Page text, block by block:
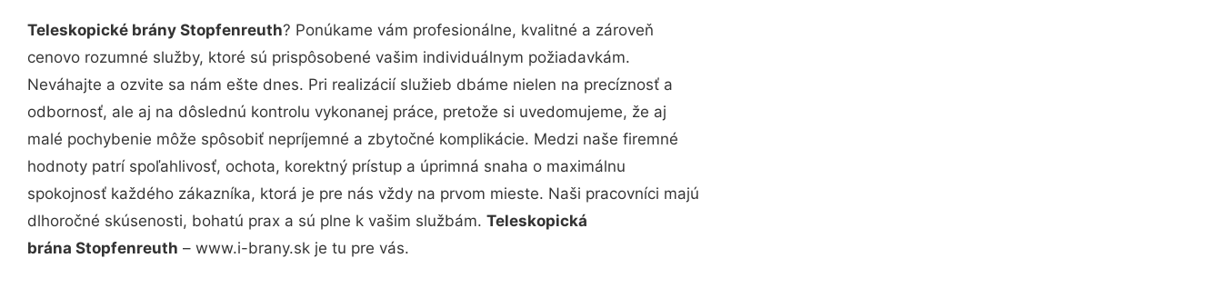
Teleskopické brány Stopfenreuth? Ponúkame vám profesionálne, kvalitné a zároveň
cenovo rozumné služby, ktoré sú prispôsobené vašim individuálnym požiadavkám.
Neváhajte a ozvite sa nám ešte dnes. Pri realizácií služieb dbáme nielen na precíznosť a
odbornosť, ale aj na dôslednú kontrolu vykonanej práce, pretože si uvedomujeme, že aj
malé pochybenie môže spôsobiť nepríjemné a zbytočné komplikácie. Medzi naše firemné
hodnoty patrí spoľahlivosť, ochota, korektný prístup a úprimná snaha o maximálnu
spokojnosť každého zákazníka, ktorá je pre nás vždy na prvom mieste. Naši pracovníci majú
dlhoročné skúsenosti, bohatú prax a sú plne k vašim službám. Teleskopická
brána Stopfenreuth – www.i-brany.sk je tu pre vás.